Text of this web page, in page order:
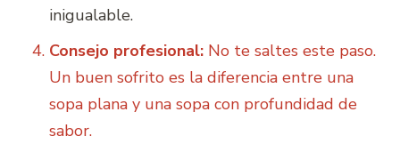
inigualable.
Consejo profesional: No te saltes este paso.
Un buen sofrito es la diferencia entre una
sopa plana y una sopa con profundidad de
sabor.